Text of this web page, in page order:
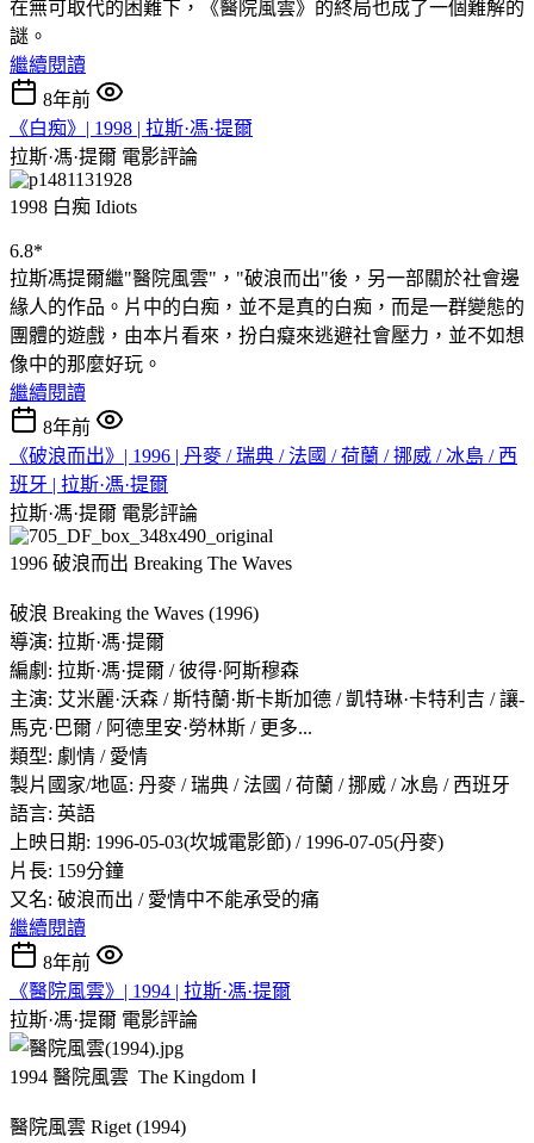
在無可取代的困難下，《醫院風雲》的終局也成了一個難解的
謎。
繼續閱讀
8年前
《白痴》| 1998 | 拉斯·馮·提爾
拉斯·馮·提爾 電影評論
1998 白痴 Idiots
6.8*
拉斯馮提爾繼"醫院風雲"，"破浪而出"後，另一部關於社會邊
緣人的作品。片中的白痴，並不是真的白痴，而是一群變態的
團體的遊戲，由本片看來，扮白癡來逃避社會壓力，並不如想
像中的那麼好玩。
繼續閱讀
8年前
《破浪而出》| 1996 | 丹麥 / 瑞典 / 法國 / 荷蘭 / 挪威 / 冰島 / 西
班牙 | 拉斯·馮·提爾
拉斯·馮·提爾 電影評論
1996 破浪而出 Breaking The Waves
破浪 Breaking the Waves (1996)
導演: 拉斯·馮·提爾
編劇: 拉斯·馮·提爾 / 彼得·阿斯穆森
主演: 艾米麗·沃森 / 斯特蘭·斯卡斯加德 / 凱特琳·卡特利吉 / 讓-
馬克·巴爾 / 阿德里安·勞林斯 / 更多...
類型: 劇情 / 愛情
製片國家/地區: 丹麥 / 瑞典 / 法國 / 荷蘭 / 挪威 / 冰島 / 西班牙
語言: 英語
上映日期: 1996-05-03(坎城電影節) / 1996-07-05(丹麥)
片長: 159分鐘
又名: 破浪而出 / 愛情中不能承受的痛
繼續閱讀
8年前
《醫院風雲》| 1994 | 拉斯·馮·提爾
拉斯·馮·提爾 電影評論
1994 醫院風雲 The KingdomⅠ
醫院風雲 Riget (1994)